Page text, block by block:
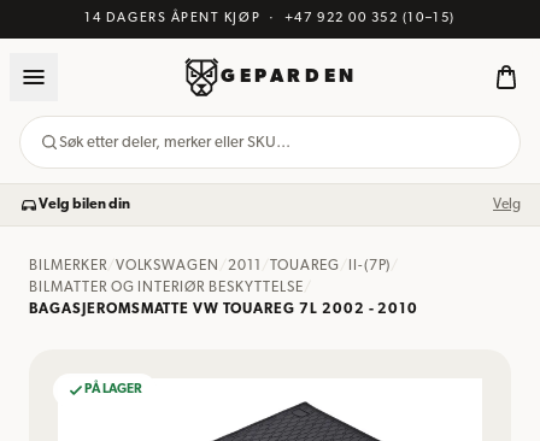
14 DAGERS ÅPENT KJØP · +47 922 00 352 (10–15)
GEPARDEN
Søk etter deler, merker eller SKU…
Velg bilen din Velg
BILMERKER/ VOLKSWAGEN /2011 TOUAREG II-(7P)
BILMATTER OG INTERIØR BESKYTTELSE
BAGASJEROMSMATTE VW TOUAREG 7L 2002 - 2010
PÅ LAGER